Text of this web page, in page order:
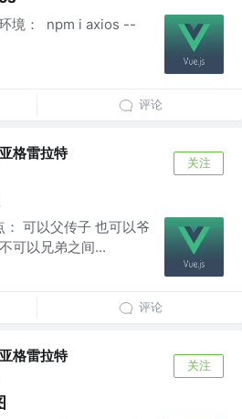
境： npm i axios --
评论
格雷拉特
关注
可以父传子 也可以爷
可以兄弟之间...
评论
格雷拉特
关注